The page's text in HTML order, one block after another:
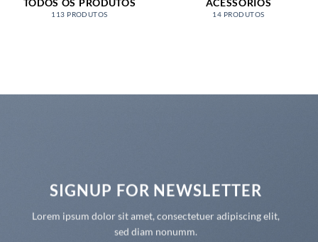
TODOS OS PRODUTOS
113 PRODUTOS
ACESSÓRIOS
14 PRODUTOS
SIGNUP FOR NEWSLETTER
Lorem ipsum dolor sit amet, consectetuer adipiscing elit,
sed diam nonumm.